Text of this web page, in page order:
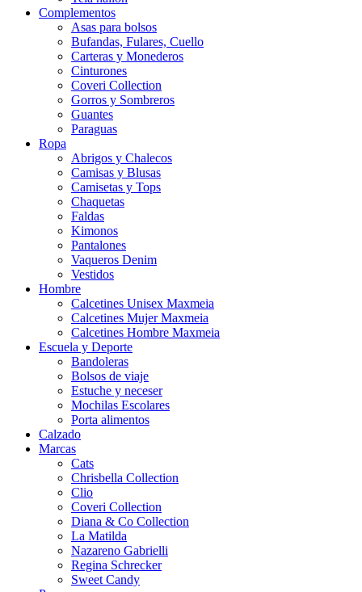
Complementos
Asas para bolsos
Bufandas, Fulares, Cuello
Carteras y Monederos
Cinturones
Coveri Collection
Gorros y Sombreros
Guantes
Paraguas
Ropa
Abrigos y Chalecos
Camisas y Blusas
Camisetas y Tops
Chaquetas
Faldas
Kimonos
Pantalones
Vaqueros Denim
Vestidos
Hombre
Calcetines Unisex Maxmeia
Calcetines Mujer Maxmeia
Calcetines Hombre Maxmeia
Escuela y Deporte
Bandoleras
Bolsos de viaje
Estuche y neceser
Mochilas Escolares
Porta alimentos
Calzado
Marcas
Cats
Chrisbella Collection
Clio
Coveri Collection
Diana & Co Collection
La Matilda
Nazareno Gabrielli
Regina Schrecker
Sweet Candy